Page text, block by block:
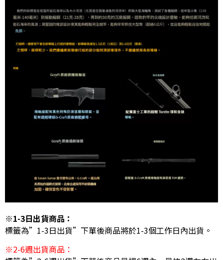
※1-3日出貨商品：
標籤為”1-3日出貨”下單後商品將於1-3個工作日內出貨。
※2-6週出貨商品：